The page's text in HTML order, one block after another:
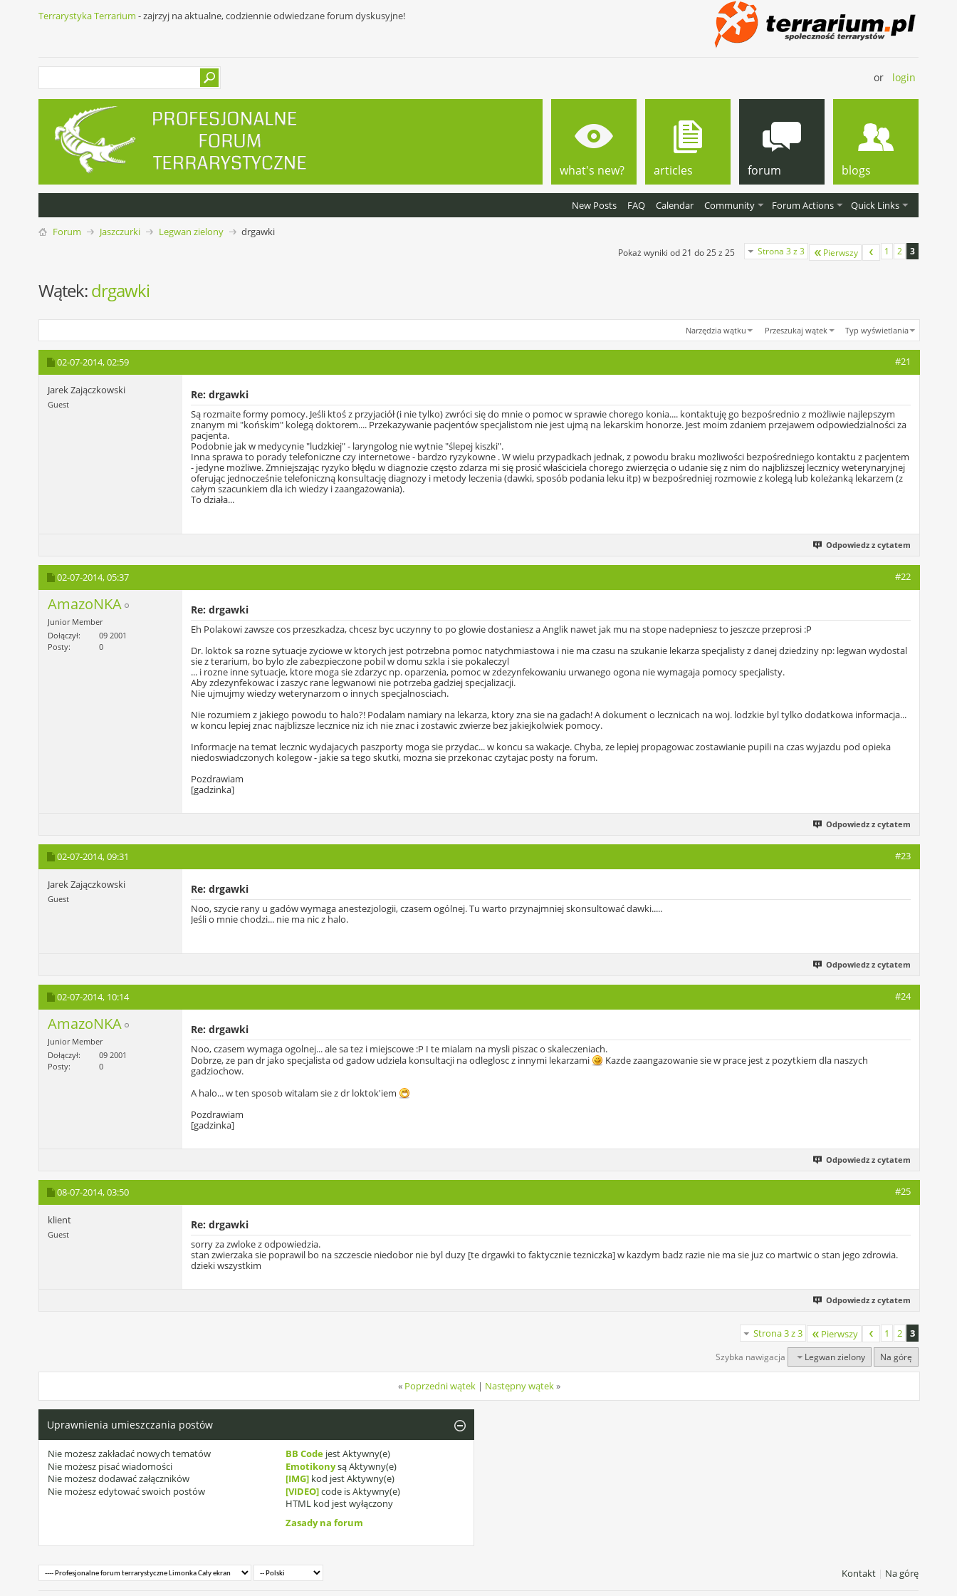
Terrarystyka Terrarium - zajrzyj na aktualne, codziennie odwiedzane forum dyskusyjne!
or login
what's new? articles forum
New Posts FAQ Calendar Community Forum Actions Quick Links
blogs
Forum Jaszczurki Legwan zielony drgawki
Strona 3 z 3 Pierwszy 1 2 3
Pokaż wyniki od 21 do 25 z 25
Wątek:drgawki
Narzędzia wątku Przeszukaj wątek Typ wyświetlania
02-07-2014,02:59 #21
Jarek Zajączkowski
Guest
Re: drgawki
Są rozmaite formy pomocy. Jeśli ktoś z przyjaciół (i nie tylko) zwróci się do mnie o pomoc w sprawie chorego konia.... kontaktuję go bezpośrednio z możliwie najlepszym
znanym mi "końskim" kolegą doktorem.... Przekazywanie pacjentów specjalistom nie jest ujmą na lekarskim honorze. Jest moim zdaniem przejawem odpowiedzialności za
pacjenta.
Podobnie jak w medycynie "ludzkiej" - laryngolog nie wytnie "ślepej kiszki".
Inna sprawa to porady telefoniczne czy internetowe - bardzo ryzykowne . W wielu przypadkach jednak, z powodu braku możliwości bezpośredniego kontaktu z pacjentem
- jedyne możliwe. Zmniejszając ryzyko błędu w diagnozie często zdarza mi się prosić właściciela chorego zwierzęcia o udanie się z nim do najbliższej lecznicy weterynaryjnej
oferując jednocześnie telefoniczną konsultację diagnozy i metody leczenia (dawki, sposób podania leku itp) w bezpośredniej rozmowie z kolegą lub koleżanką lekarzem (z
całym szacunkiem dla ich wiedzy i zaangażowania).
To działa...
Odpowiedz z cytatem
02-07-2014,05:37 #22
AmazoNKA
Junior Member
Dołączył
09 2001
Posty
0
Re: drgawki
Eh Polakowi zawsze cos przeszkadza, chcesz byc uczynny to po glowie dostaniesz a Anglik nawet jak mu na stope nadepniesz to jeszcze przeprosi :P
Dr. loktok sa rozne sytuacje zyciowe w ktorych jest potrzebna pomoc natychmiastowa i nie ma czasu na szukanie lekarza specjalisty z danej dziedziny np: legwan wydostal
sie z terarium, bo bylo zle zabezpieczone pobil w domu szkla i sie pokaleczyl
... i rozne inne sytuacje, ktore moga sie zdarzyc np. oparzenia, pomoc w zdezynfekowaniu urwanego ogona nie wymagaja pomocy specjalisty.
Aby zdezynfekowac i zaszyc rane legwanowi nie potrzeba gadziej specjalizacji.
Nie ujmujmy wiedzy weterynarzom o innych specjalnosciach.
Nie rozumiem z jakiego powodu to halo?! Podalam namiary na lekarza, ktory zna sie na gadach! A dokument o lecznicach na woj. lodzkie byl tylko dodatkowa informacja...
w koncu lepiej znac najblizsze lecznice niz ich nie znac i zostawic zwierze bez jakiejkolwiek pomocy.
Informacje na temat lecznic wydajacych paszporty moga sie przydac... w koncu sa wakacje. Chyba, ze lepiej propagowac zostawianie pupili na czas wyjazdu pod opieka
niedoswiadczonych kolegow - jakie sa tego skutki, mozna sie przekonac czytajac posty na forum.
Pozdrawiam
[gadzinka]
Odpowiedz z cytatem
02-07-2014,09:31 #23
Jarek Zajączkowski
Guest
Re: drgawki
Noo, szycie rany u gadów wymaga anestezjologii, czasem ogólnej. Tu warto przynajmniej skonsultować dawki.....
Jeśli o mnie chodzi... nie ma nic z halo.
Odpowiedz z cytatem
02-07-2014, 10:14 #24
AmazoNKA
Junior Member
Dołączył
09 2001
Posty
0
Re: drgawki
Noo, czasem wymaga ogolnej... ale sa tez i miejscowe :P I te mialam na mysli piszac o skaleczeniach.
Dobrze, ze pan dr jako specjalista od gadow udziela konsultacji na odleglosc z innymi lekarzami
Kazde zaangazowanie sie w prace jest z pozytkiem dla naszych
gadziochow.
A halo... w ten sposob witalam sie z dr loktok'iem
Pozdrawiam
[gadzinka]
Odpowiedz z cytatem
08-07-2014,03:50 #25
klient
Guest
Re: drgawki
sorry za zwloke z odpowiedzia.
stan zwierzaka sie poprawil bo na szczescie niedobor nie byl duzy [te drgawki to faktycznie tezniczka] w kazdym badz razie nie ma sie juz co martwic o stan jego zdrowia.
dzieki wszystkim
Odpowiedz z cytatem
Strona 3 z 3 Pierwszy 1 2 3
Szybka nawigacja Legwan zielony Na górę
« Poprzedni wątek | Następny wątek»
Uprawnienia umieszczania postów
Nie możeszzakładać nowych tematów
Nie możeszpisać wiadomości
Nie możeszdodawać załączników
Nie możeszedytować swoich postów
BB Code jestAktywny(e)
EmotikonysąAktywny(e)
[IMG] kod jestAktywny(e)
[VIDEO]code isAktywny(e)
HTML kod jestwyłączony
Zasady na forum
Kontakt | Na górę